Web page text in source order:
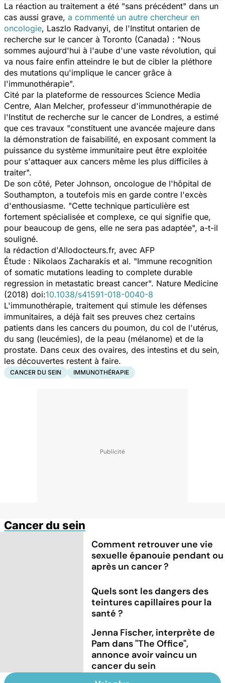
La réaction au traitement a été "sans précédent" dans un
cas aussi grave, a commenté un autre chercheur en
oncologie, Laszlo Radvanyi, de l'Institut ontarien de
recherche sur le cancer à Toronto (Canada) : "Nous
sommes aujourd'hui à l'aube d'une vaste révolution, qui
va nous faire enfin atteindre le but de cibler la pléthore
des mutations qu'implique le cancer grâce à
l'immunothérapie".
Cité par la plateforme de ressources Science Media
Centre, Alan Melcher, professeur d'immunothérapie de
l'Institut de recherche sur le cancer de Londres, a estimé
que ces travaux "constituent une avancée majeure dans
la démonstration de faisabilité, en exposant comment la
puissance du système immunitaire peut être exploitée
pour s'attaquer aux cancers même les plus difficiles à
traiter".
De son côté, Peter Johnson, oncologue de l'hôpital de
Southampton, a toutefois mis en garde contre l'excès
d'enthousiasme. "Cette technique particulière est
fortement spécialisée et complexe, ce qui signifie que,
pour beaucoup de gens, elle ne sera pas adaptée", a-t-il
souligné.
la rédaction d'Allodocteurs.fr, avec AFP
Étude : Nikolaos Zacharakis et al. "Immune recognition
of somatic mutations leading to complete durable
regression in metastatic breast cancer". Nature Medicine
(2018) doi:10.1038/s41591-018-0040-8
L'immunothérapie, traitement qui stimule les défenses
immunitaires, a déjà fait ses preuves chez certains
patients dans les cancers du poumon, du col de l'utérus,
du sang (leucémies), de la peau (mélanome) et de la
prostate. Dans ceux des ovaires, des intestins et du sein,
les découvertes restent à faire.
CANCER DU SEIN IMMUNOTHÉRAPIE
Cancer du sein
Comment retrouver une vie
sexuelle épanouie pendant ou
après un cancer ?
Quels sont les dangers des
teintures capillaires pour la
santé ?
Jenna Fischer, interprète de
Pam dans "The Office",
annonce avoir vaincu un
cancer du sein